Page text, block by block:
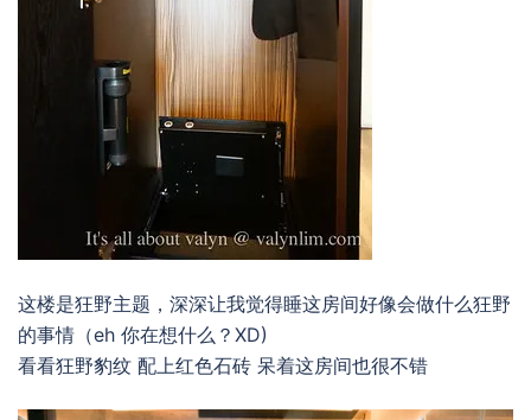
这楼是狂野主题，深深让我觉得睡这房间好像会做什么狂野
的事情（eh 你在想什么？XD)
看看狂野豹纹 配上红色石砖 呆着这房间也很不错